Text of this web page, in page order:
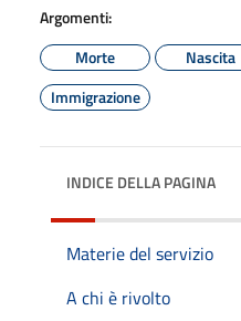
Argomenti:
Morte
Nascita
Immigrazione
INDICE DELLA PAGINA
Materie del servizio
A chi è rivolto